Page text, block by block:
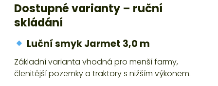
Dostupné varianty – ruční
skládání
Luční smyk Jarmet 3,0 m
Základní varianta vhodná pro menší farmy,
členitější pozemky a traktory s nižším výkonem.